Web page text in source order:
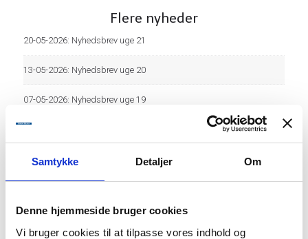
Samtykke Detaljer Om
Denne hjemmeside bruger cookies
Vi bruger cookies til at tilpasse vores indhold og
Flere nyheder
20-05-2026: Nyhedsbrev uge 21
13-05-2026: Nyhedsbrev uge 20
07-05-2026: Nyhedsbrev uge 19
10-12-2025:Prisbasker - Fuerteventura
29-10-2025:Rejseforedrag 19/11-2025